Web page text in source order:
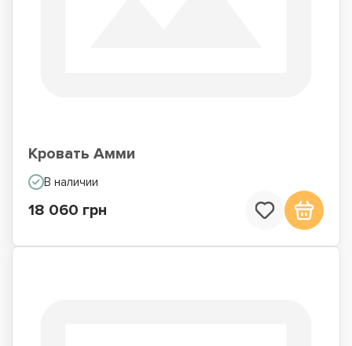
Кровать Амми
В наличии
18 060 грн